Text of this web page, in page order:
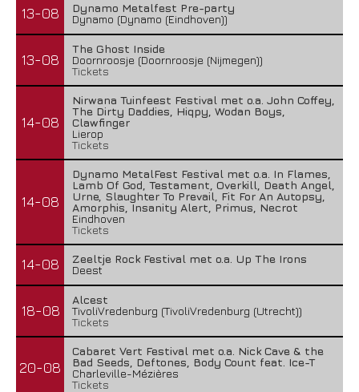
13-08
Dynamo Metalfest Pre-party
Dynamo (Dynamo (Eindhoven))
13-08
The Ghost Inside
Doornroosje (Doornroosje (Nijmegen))
Tickets
14-08
Nirwana Tuinfeest Festival met o.a. John Coffey,
The Dirty Daddies, Hiqpy, Wodan Boys,
Clawfinger
Lierop
Tickets
14-08
Dynamo MetalFest Festival met o.a. In Flames,
Lamb Of God, Testament, Overkill, Death Angel,
Urne, Slaughter To Prevail, Fit For An Autopsy,
Amorphis, Insanity Alert, Primus, Necrot
Eindhoven
Tickets
14-08
Zeeltje Rock Festival met o.a. Up The Irons
Deest
18-08
Alcest
TivoliVredenburg (TivoliVredenburg (Utrecht))
Tickets
20-08
Cabaret Vert Festival met o.a. Nick Cave & the
Bad Seeds, Deftones, Body Count feat. Ice-T
Charleville-Mézières
Tickets